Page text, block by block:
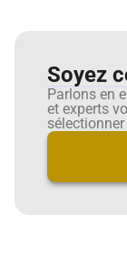
Soyez
Parlons en
et experts